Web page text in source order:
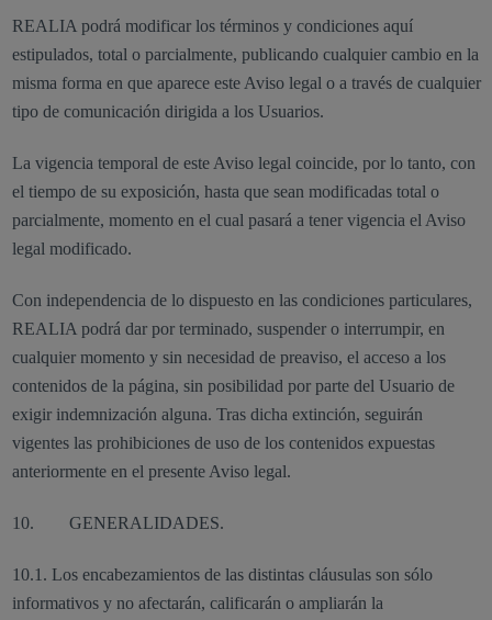
REALIA podrá modificar los términos y condiciones aquí
estipulados, total o parcialmente, publicando cualquier cambio en la
misma forma en que aparece este Aviso legal o a través de cualquier
tipo de comunicación dirigida a los Usuarios.
La vigencia temporal de este Aviso legal coincide, por lo tanto, con
el tiempo de su exposición, hasta que sean modificadas total o
parcialmente, momento en el cual pasará a tener vigencia el Aviso
legal modificado.
Con independencia de lo dispuesto en las condiciones particulares,
REALIA podrá dar por terminado, suspender o interrumpir, en
cualquier momento y sin necesidad de preaviso, el acceso a los
contenidos de la página, sin posibilidad por parte del Usuario de
exigir indemnización alguna. Tras dicha extinción, seguirán
vigentes las prohibiciones de uso de los contenidos expuestas
anteriormente en el presente Aviso legal.
10. GENERALIDADES.
10.1. Los encabezamientos de las distintas cláusulas son sólo
informativos y no afectarán, calificarán o ampliarán la